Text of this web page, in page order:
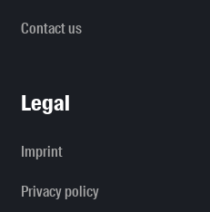
Contact us
Legal
Imprint
Privacy policy